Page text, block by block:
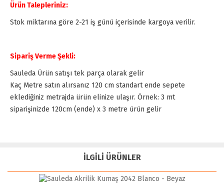
Ürün Talepleriniz:
Stok miktarına göre 2-21 iş günü içerisinde kargoya verilir.
Sipariş Verme Şekli:
Sauleda Ürün satışı tek parça olarak gelir
Kaç Metre satın alırsanız 120 cm standart ende sepete
eklediğiniz metrajda ürün elinize ulaşır. Örnek: 3 mt
siparişinizde 120cm (ende) x 3 metre ürün gelir
İLGİLİ ÜRÜNLER